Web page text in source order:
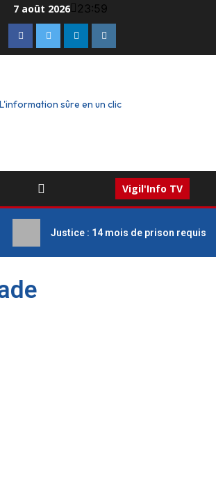
7 août 2026 23:59
L'information sûre en un clic
Vigil'Info TV
Justice : 14 mois de prison requis